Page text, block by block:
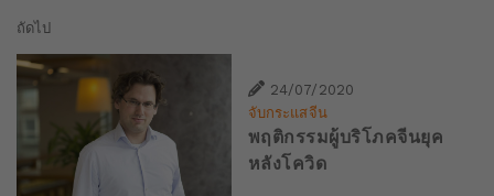
ถัดไป
24/07/2020
จับกระแสจีน
พฤติกรรมผู้บริโภคจีนยุค
หลังโควิด